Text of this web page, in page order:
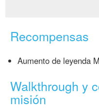
Recompensas
Aumento de leyenda
Walkthrough y
misión